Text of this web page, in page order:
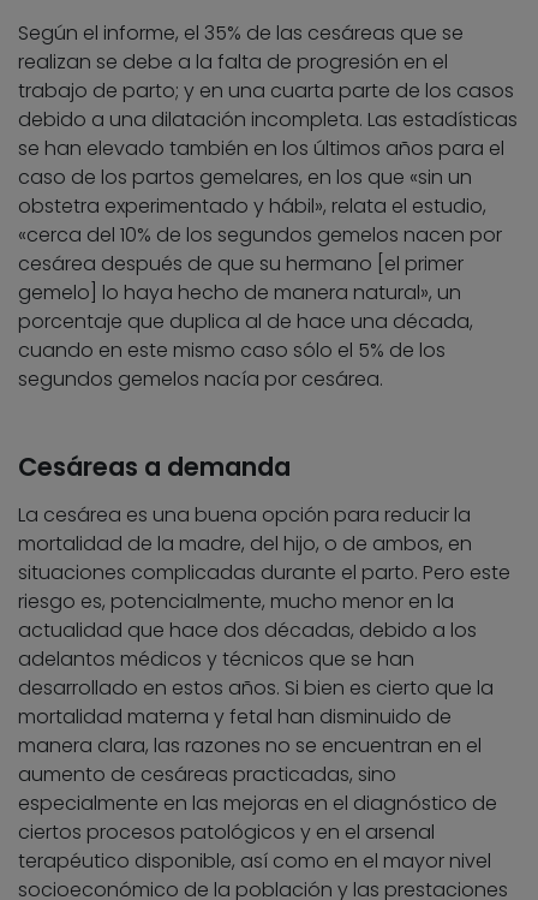
Según el informe, el 35% de las cesáreas que se
realizan se debe a la falta de progresión en el
trabajo de parto; y en una cuarta parte de los casos
debido a una dilatación incompleta. Las estadísticas
se han elevado también en los últimos años para el
caso de los partos gemelares, en los que «sin un
obstetra experimentado y hábil», relata el estudio,
«cerca del 10% de los segundos gemelos nacen por
cesárea después de que su hermano [el primer
gemelo] lo haya hecho de manera natural», un
porcentaje que duplica al de hace una década,
cuando en este mismo caso sólo el 5% de los
segundos gemelos nacía por cesárea.
Cesáreas a demanda
La cesárea es una buena opción para reducir la
mortalidad de la madre, del hijo, o de ambos, en
situaciones complicadas durante el parto. Pero este
riesgo es, potencialmente, mucho menor en la
actualidad que hace dos décadas, debido a los
adelantos médicos y técnicos que se han
desarrollado en estos años. Si bien es cierto que la
mortalidad materna y fetal han disminuido de
manera clara, las razones no se encuentran en el
aumento de cesáreas practicadas, sino
especialmente en las mejoras en el diagnóstico de
ciertos procesos patológicos y en el arsenal
terapéutico disponible, así como en el mayor nivel
socioeconómico de la población y las prestaciones